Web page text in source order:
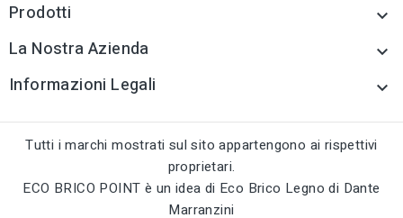
Prodotti 
La Nostra Azienda 
Informazioni Legali 
Tutti i marchi mostrati sul sito appartengono ai rispettivi
proprietari.
ECO BRICO POINT è un idea di Eco Brico Legno di Dante
Marranzini